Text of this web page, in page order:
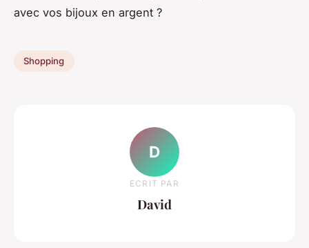
avec vos bijoux en argent ?
Shopping
D
ECRIT PAR
David